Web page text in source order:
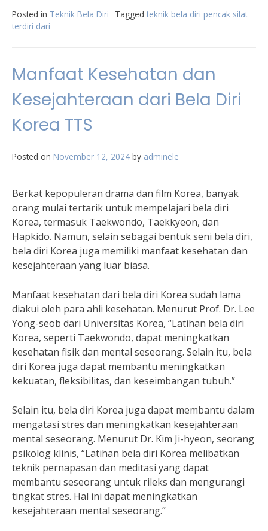
Posted in Teknik Bela Diri Tagged teknik bela diri pencak silat
terdiri dari
Manfaat Kesehatan dan
Kesejahteraan dari Bela Diri
Korea TTS
Posted on November 12, 2024 by adminele
Berkat kepopuleran drama dan film Korea, banyak
orang mulai tertarik untuk mempelajari bela diri
Korea, termasuk Taekwondo, Taekkyeon, dan
Hapkido. Namun, selain sebagai bentuk seni bela diri,
bela diri Korea juga memiliki manfaat kesehatan dan
kesejahteraan yang luar biasa.
Manfaat kesehatan dari bela diri Korea sudah lama
diakui oleh para ahli kesehatan. Menurut Prof. Dr. Lee
Yong-seob dari Universitas Korea, “Latihan bela diri
Korea, seperti Taekwondo, dapat meningkatkan
kesehatan fisik dan mental seseorang. Selain itu, bela
diri Korea juga dapat membantu meningkatkan
kekuatan, fleksibilitas, dan keseimbangan tubuh.”
Selain itu, bela diri Korea juga dapat membantu dalam
mengatasi stres dan meningkatkan kesejahteraan
mental seseorang. Menurut Dr. Kim Ji-hyeon, seorang
psikolog klinis, “Latihan bela diri Korea melibatkan
teknik pernapasan dan meditasi yang dapat
membantu seseorang untuk rileks dan mengurangi
tingkat stres. Hal ini dapat meningkatkan
kesejahteraan mental seseorang.”